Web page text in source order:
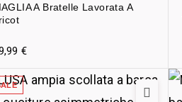
A Bratelle Lavorata A
€